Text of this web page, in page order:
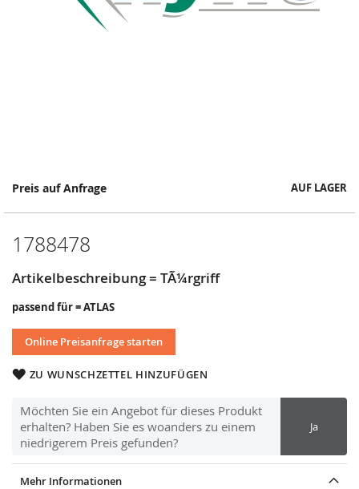
Preis auf Anfrage AUF LAGER
1788478
Artikelbeschreibung = TÃ¼rgriff
passend für = ATLAS
Online Preisanfrage starten
ZU WUNSCHZETTEL HINZUFÜGEN
Möchten Sie ein Angebot für dieses Produkt
erhalten? Haben Sie es woanders zu einem
niedrigerem Preis gefunden?
Ja
Springe
Anfang
Bildergalerie
Mehr Informationen